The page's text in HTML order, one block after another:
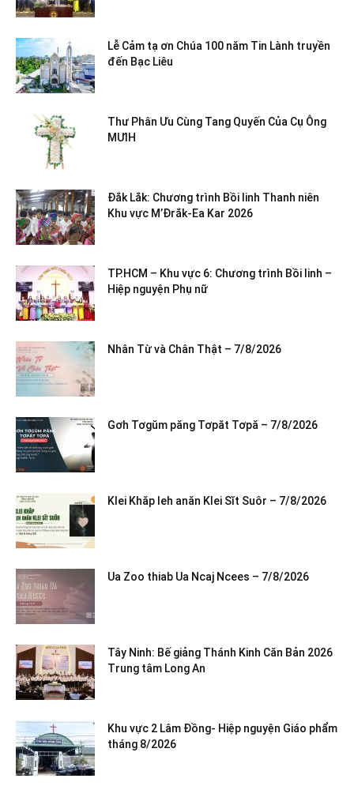
Lễ Cảm tạ ơn Chúa 100 năm Tin Lành truyền
đến Bạc Liêu
Thư Phân Ưu Cùng Tang Quyến Của Cụ Ông
MƯIH
Đắk Lắk: Chương trình Bồi linh Thanh niên
Khu vực M’Đrắk-Ea Kar 2026
TP.HCM – Khu vực 6: Chương trình Bồi linh –
Hiệp nguyện Phụ nữ
Nhân Từ và Chân Thật – 7/8/2026
Gơh Tơgŭm păng Tơpăt Tơpă – 7/8/2026
Klei Khăp leh anăn Klei Sĭt Suôr – 7/8/2026
Ua Zoo thiab Ua Ncaj Ncees – 7/8/2026
Tây Ninh: Bế giảng Thánh Kinh Căn Bản 2026
Trung tâm Long An
Khu vực 2 Lâm Đồng- Hiệp nguyện Giáo phẩm
tháng 8/2026